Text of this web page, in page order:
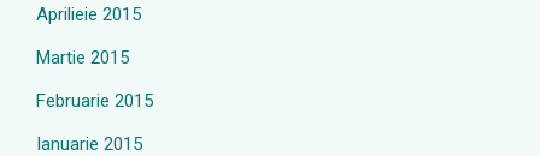
Aprilieie 2015
Martie 2015
Februarie 2015
Ianuarie 2015